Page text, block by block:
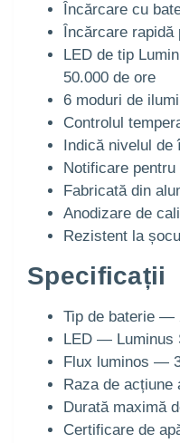
Încărcare cu
Încărcare
LED de tip
50.000 de ore
6 moduri de
Controlul
Indică nivelul
Notificare
Fabricată din
Anodizare de
Rezistent la
Specificații
Tip de baterie —
LED — Luminus
Flux luminos —
Raza de
Durată maximă
Certificare de